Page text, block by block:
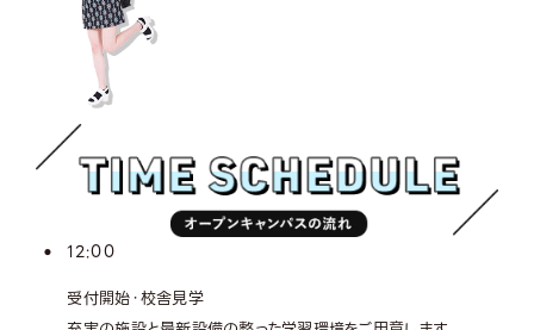
12:00
受付開始・校舎見学